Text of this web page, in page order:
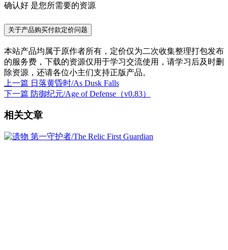
确认好 是您所需要的资源
关于产品购买付款定价问题
本站产品均属于原作者所有，定价仅为二次收集整理打包发布
的服务费，下载的资源仅用于学习交流使用，请学习后及时删
除资源，还请各位小主们支持正版产品。
上一篇 日落黄昏时/As Dusk Falls
下一篇 防御纪元/Age of Defense（v0.83）
相关文章